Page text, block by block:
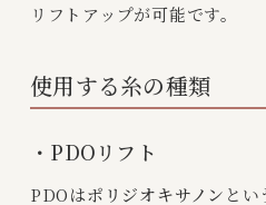
リフトアップが可能です。
使用する糸の種類
・PDOリフト
PDOはポリジオキサノン と